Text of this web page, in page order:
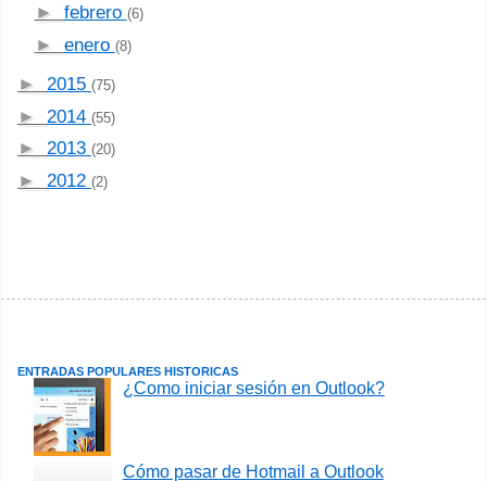
► febrero (6)
► enero (8)
► 2015 (75)
► 2014 (55)
► 2013 (20)
► 2012 (2)
ENTRADAS POPULARES HISTORICAS
¿Como iniciar sesión en Outlook?
Cómo pasar de Hotmail a Outlook